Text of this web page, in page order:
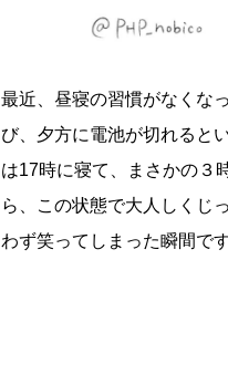
最近、昼寝の習慣がなくな
び、夕方に電池が切れる
は17時に寝て、まさかの３
ら、この状態で大人しくじ
わず笑ってしまった瞬間で